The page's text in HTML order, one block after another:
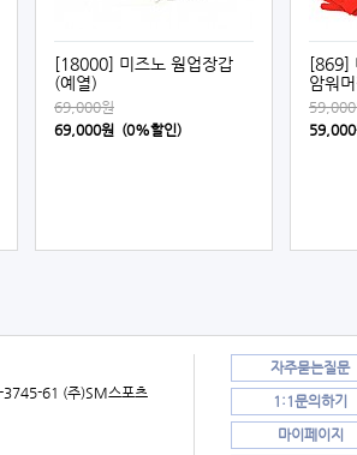
[18000] 미즈노 웜업장갑
(예열)
69,000원
69,000원 (0%할인)
[869]
암워
59,000
61 (주)SM스포츠
자주묻는질문
1:1문의하기
마이페이지